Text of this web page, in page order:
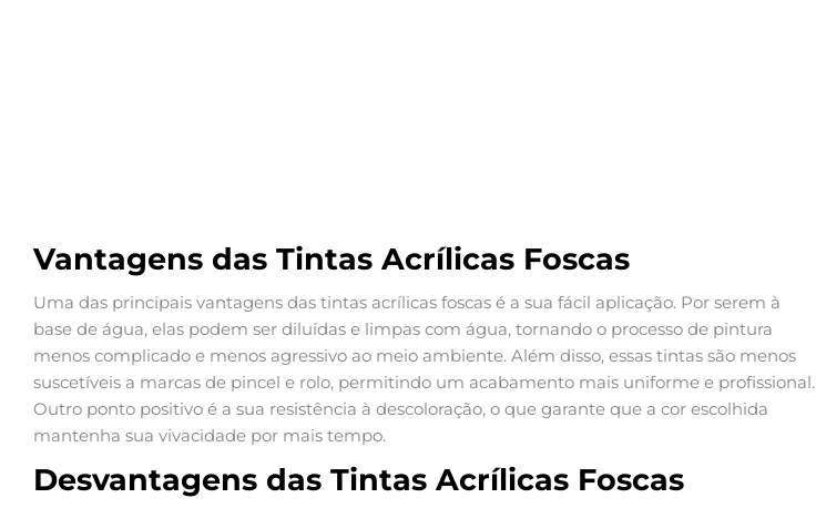
Vantagens das Tintas Acrílicas Foscas
Uma das principais vantagens das tintas acrílicas foscas é a sua fácil aplicação. Por serem à
base de água, elas podem ser diluídas e limpas com água, tornando o processo de pintura
menos complicado e menos agressivo ao meio ambiente. Além disso, essas tintas são menos
suscetíveis a marcas de pincel e rolo, permitindo um acabamento mais uniforme e profissional.
Outro ponto positivo é a sua resistência à descoloração, o que garante que a cor escolhida
mantenha sua vivacidade por mais tempo.
Desvantagens das Tintas Acrílicas Foscas